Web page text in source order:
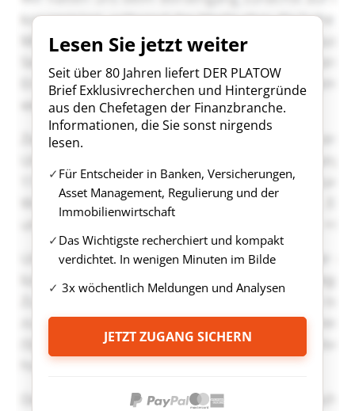
Lesen Sie jetzt weiter
Seit über 80 Jahren liefert DER PLATOW
Brief Exklusivrecherchen und Hintergründe
aus den Chefetagen der Finanzbranche.
Informationen, die Sie sonst nirgends
lesen.
Für Entscheider in Banken, Versicherungen,
Asset Management, Regulierung und der
Immobilienwirtschaft
Das Wichtigste recherchiert und kompakt
verdichtet. In wenigen Minuten im Bilde
3x wöchentlich Meldungen und Analysen
JETZT ZUGANG SICHERN